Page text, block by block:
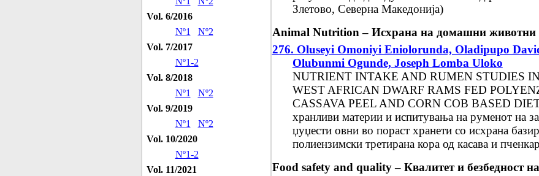
Vol. 6/2016
Nº1
Nº2
Vol. 7/2017
Nº1-2
Vol. 8/2018
Nº1
Nº2
Vol. 9/2019
Nº1
Nº2
Vol. 10/2020
Nº1-2
Vol. 11/2021
Злетово, Северна Македонија)
Animal Nutrition – Исхрана на домашни животни
276. Oluseyi Omoniyi Eniolorunda, Oladipupo
Olubunmi Ogunde, Joseph Lomba Uloko
NUTRIENT INTAKE AND RUMEN STUDIES
WEST AFRICAN DWARF RAMS FED
CASSAVA PEEL AND CORN COB BASED
хранливи материи и испитувања на руменот на
џуџести овни во пораст хранети со исхрана
полиензимски третирана кора од касава и
Food safety and quality – Квалитет и безбедност